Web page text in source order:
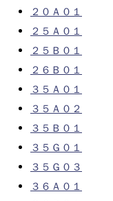
２０Ａ０１
２５Ａ０１
２５Ｂ０１
２６Ｂ０１
３５Ａ０１
３５Ａ０２
３５Ｂ０１
３５Ｇ０１
３５Ｇ０３
３６Ａ０１